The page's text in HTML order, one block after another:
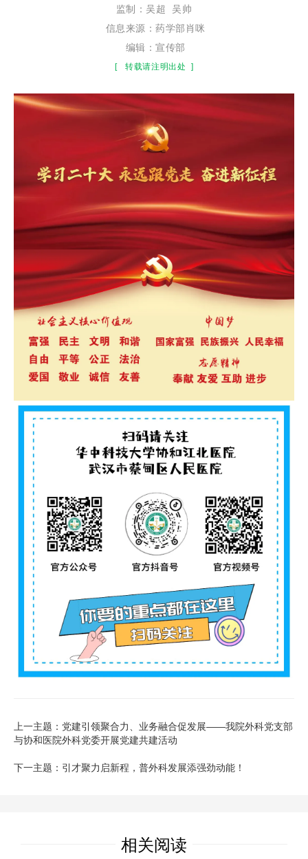
监制： 吴超
吴帅
信息来源：药学部肖咪
编辑：宣传部
[ 转载请注明出处 ]
上一主题：党建引领聚合力、业务融合促发展——我院外科党支部
与协和医院外科党委开展党建共建活动
下一主题：引才聚力启新程，普外科发展添强劲动能！
相关阅读